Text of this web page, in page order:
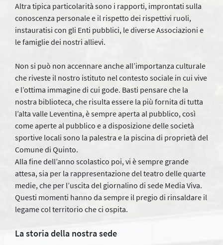
Altra tipica particolarità sono i rapporti, improntati sulla
conoscenza personale e il rispetto dei rispettivi ruoli,
instauratisi con gli Enti pubblici, le diverse Associazioni e
le famiglie dei nostri allievi.
Non si può non accennare anche all’importanza culturale
che riveste il nostro istituto nel contesto sociale in cui vive
e l’ottima immagine di cui gode. Basti pensare che la
nostra biblioteca, che risulta essere la più fornita di tutta
l’alta valle Leventina, è sempre aperta al pubblico, così
come aperte al pubblico e a disposizione delle società
sportive locali sono la palestra e la piscina di proprietà del
Comune di Quinto.
Alla fine dell’anno scolastico poi, vi è sempre grande
attesa, sia per la rappresentazione del teatro delle quarte
medie, che per l’uscita del giornalino di sede Media Viva.
Questi momenti hanno da sempre il pregio di rinsaldare il
legame col territorio che ci ospita.
La storia della nostra sede